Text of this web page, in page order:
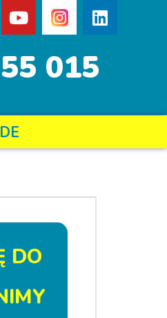
015
DE
DO